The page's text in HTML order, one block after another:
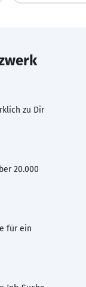
zu Dir
20.000
für ein